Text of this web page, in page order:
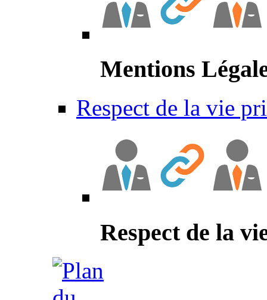
Mentions
Respect de la vie
Respect de la